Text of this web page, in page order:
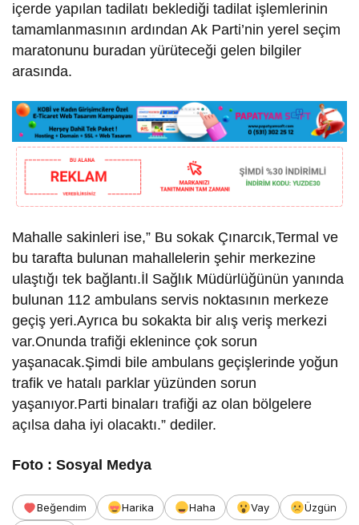
içerde yapılan tadilatı beklediği tadilat işlemlerinin
tamamlanmasının ardından Ak Parti’nin yerel seçim
maratonunu buradan yürüteceği gelen bilgiler
arasında.
Mahalle sakinleri ise,” Bu sokak Çınarcık,Termal ve
bu tarafta bulunan mahallelerin şehir merkezine
ulaştığı tek bağlantı.İl Sağlık Müdürlüğünün yanında
bulunan 112 ambulans servis noktasının merkeze
geçiş yeri.Ayrıca bu sokakta bir alış veriş merkezi
var.Onunda trafiği eklenince çok sorun
yaşanacak.Şimdi bile ambulans geçişlerinde yoğun
trafik ve hatalı parklar yüzünden sorun
yaşanıyor.Parti binaları trafiği az olan bölgelere
açılsa daha iyi olacaktı.” dediler.
Foto : Sosyal Medya
Beğendim Harika Haha Vay
Üzgün